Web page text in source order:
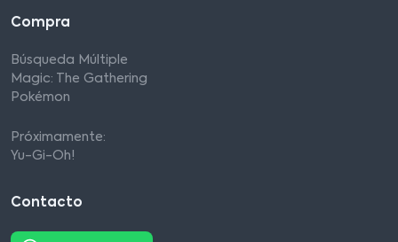
Compra
Búsqueda Múltiple
Magic: The Gathering
Pokémon
Próximamente:
Yu-Gi-Oh!
Contacto